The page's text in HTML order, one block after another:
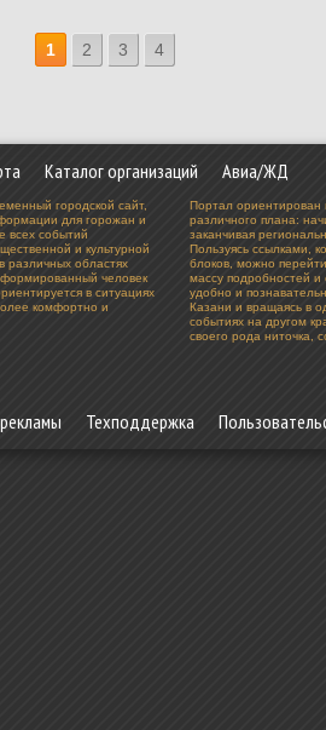
1 2 3 4
Каталог организаций Авиа/ЖД
городской сайт,
для горожан и
всех событий
и культурной
различных областях
человек
в ситуациях
комфортно и
Портал
различного плана:
заканчивая
Пользуясь ссылками,
блоков, можно
массу подробностей и
удобно и
Казани и вращаясь в
событиях на другом
своего рода ниточка,
Техподдержка